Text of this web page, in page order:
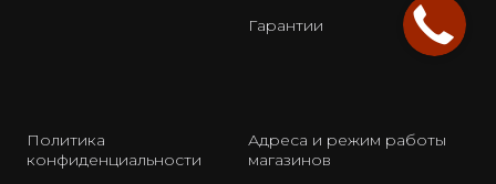
Гарантии
Политика
конфиденциальности
Адреса и режим работы
магазинов